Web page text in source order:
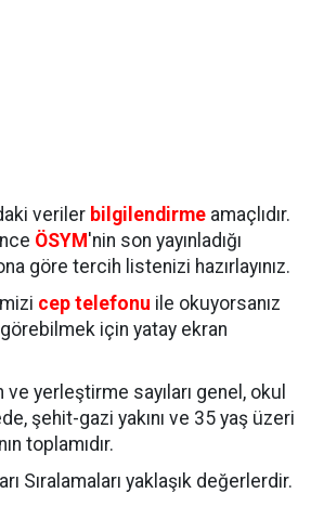
veriler bilgilendirme amaçlıdır.
ÖSYM 'nin son yayınladığı
göre tercih listenizi hazırlayınız.
cep telefonu ile okuyorsanız
için yatay ekran
ve yerleştirme sayıları genel, okul
şehit-gazi yakını ve 35 yaş üzeri
toplamıdır.
Sıralamaları yaklaşık değerlerdir.